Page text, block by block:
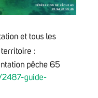
et tous les
:
pêche 65
2487-guide-